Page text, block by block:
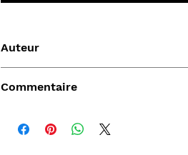
Auteur
Commentaire